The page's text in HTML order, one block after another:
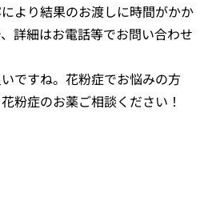
より結果のお渡しに時間がかか
詳細はお電話等でお問い合わせ
ですね。花粉症でお悩みの方
粉症のお薬ご相談ください！